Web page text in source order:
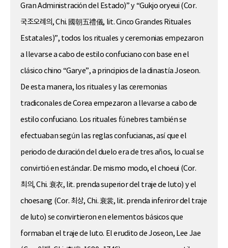
Gran Administración del Estado)” y “Gukjo oryeui (Cor.
국조오례의, Chi. 國朝五禮儀, lit. Cinco Grandes Rituales
Estatales)”, todos los rituales y ceremonias empezaron
a llevarse a cabo de estilo confuciano con base en el
clásico chino “Garye”, a principios de la dinastía Joseon.
De esta manera, los rituales y las ceremonias
tradiconales de Corea empezaron a llevarse a cabo de
estilo confuciano. Los rituales fúnebres también se
efectuaban según las reglas confucianas, así que el
periodo de duración del duelo era de tres años, lo cual se
convirtió en estándar. De mismo modo, el choeui (Cor.
최의, Chi. 衰衣, lit. prenda superior del traje de luto) y el
choesang (Cor. 최상, Chi. 衰裳, lit. prenda inferiror del traje
de luto) se convirtieron en elementos básicos que
formaban el traje de luto. El erudito de Joseon, Lee Jae